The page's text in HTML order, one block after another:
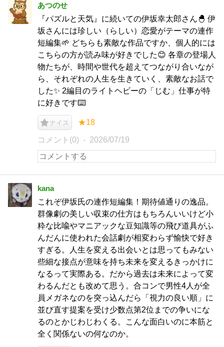
あつのせ
『パズルと天気』に続いての伊坂幸太郎さん🐣 伊
坂さんには珍しい（らしい）恋愛がテーマの連作
短編集🌱 どちらも素敵な作品ですか、個人的には
こちらの方が読み味が好きでした😊 各章の登場人
物たちが、時間や世代を超えてつながり合いなが
ら、それぞれの人生を生きていく、素敵なお話で
した✨ 2編目のライトヘビーの「じむ」仕事が特
に好きです⌨️
ナイス ★18
コメント(0) 2026/07/19
kana
これぞ伊坂氏の連作短編集！期待値通りの逸品。
群像劇の美しい収束の仕方はもちろんいいけど小
粋な比喩やマニアックな豆知識等の飛び道具がふ
んだんに使われた会話劇が相変わらず愉快で好き
すぎる。人生を変える出会いとは思ってもみない
些細な接点が意味を持ち未来を変えるきっかけに
なるって実際ある。だから過去は未来によって変
わるんだとも改めて思う。合コンで男性4人が全
員メガネなのを突っ込んだら「視力の良い順」に
並び直す提案を受け少数点第2位までの争いにな
るのとかじわじわくる。こんな面白いのに本筋と
全く関係ないの何なのか。